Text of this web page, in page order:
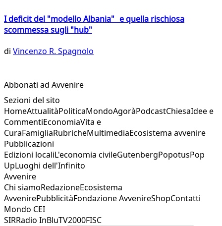
I deficit del "modello Albania" e quella rischiosa
scommessa sugli "hub"
di Vincenzo R. Spagnolo
Abbonati ad Avvenire
Sezioni del sito
HomeAttualitàPoliticaMondoAgoràPodcastChiesaIdee e
CommentiEconomiaVita e
CuraFamigliaRubricheMultimediaEcosistema avvenire
Pubblicazioni
Edizioni localiL'economia civileGutenbergPopotusPop
UpLuoghi dell'Infinito
Avvenire
Chi siamoRedazioneEcosistema
AvvenirePubblicitàFondazione AvvenireShopContatti
Mondo CEI
SIRRadio InBluTV2000FISC